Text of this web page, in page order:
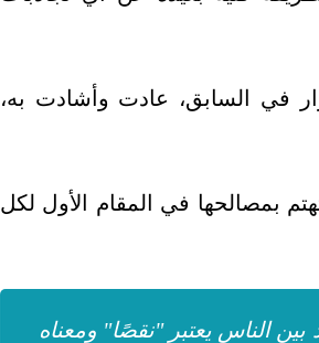
في السابق، عادت وأشادت به،
بمصالحها في المقام الأول لكل
بين الناس يعتبر "نقصًا" ومعناه